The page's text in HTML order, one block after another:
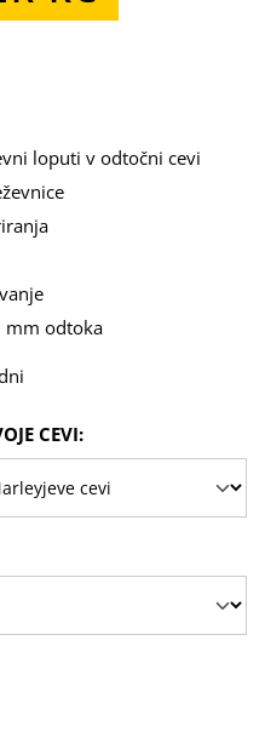
loputi v odtočni cevi
mm odtoka
CEVI:
želeno količino